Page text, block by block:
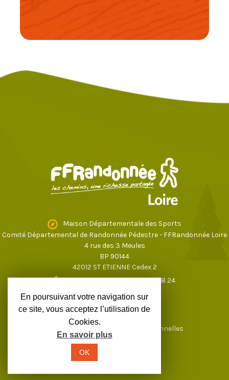
Maison Départementale des Sports
Comité Départemental de Randonnée Pédestre - FFRandonnée Loire
4 rue des 3 Meules
BP 90144
42012 ST ETIENNE Cedex 2
04 77 43 59 17ou04 77 37 28 24
loire@ffrandonnee.fr
Données personnelles
En poursuivant votre navigation sur
ce site, vous acceptez l’utilisation de
Cookies.
En savoir plus
OK